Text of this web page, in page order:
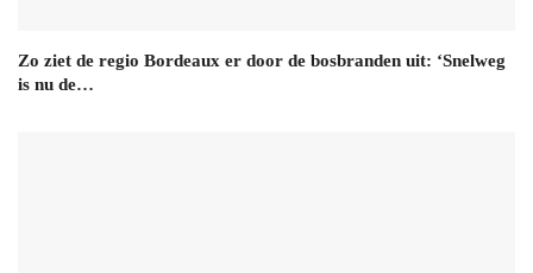
Zo ziet de regio Bordeaux er door de bosbranden uit: ‘Snelweg
is nu de…